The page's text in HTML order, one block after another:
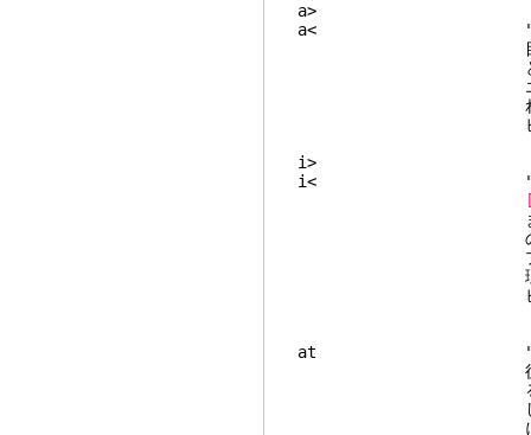
a< "a <>
目に現れる '<' を
と '>' を含め
エスケープされ
れます
ビジュアルモード
i< "inner <>
までを '<' と '>'
の内部ブロックを
プションフラグ
理するために
ビジュアルモード
at "a tag
後方
る "</aaa>" ま
してください。ビ
になりま